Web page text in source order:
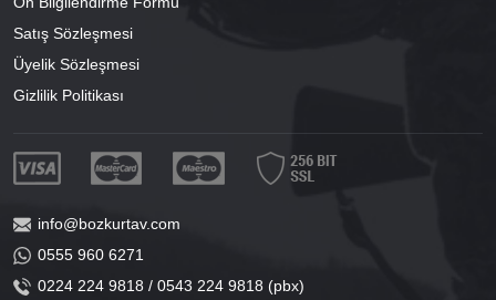
Satış Sözleşmesi
Üyelik Sözleşmesi
Gizlilik Politikası
info@bozkurtav.com
0555 960 6271
0224 224 9818 / 0543 224 9818 (pbx)